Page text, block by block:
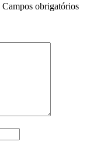
Campos obrigatórios